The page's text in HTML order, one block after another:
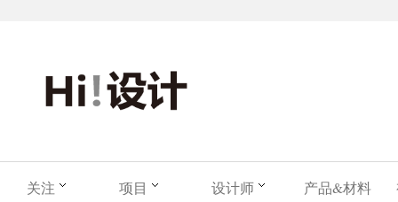
关注 项目 设计师 产品&材料